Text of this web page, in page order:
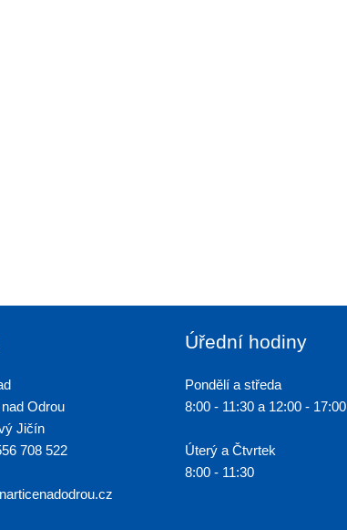
Odrou
Jičín
708 522
Úřední hodiny
Pondělí a středa
8:00 - 11:30 a 12:00 - 17:00
Úterý a Čtvrtek
8:00 - 11:30